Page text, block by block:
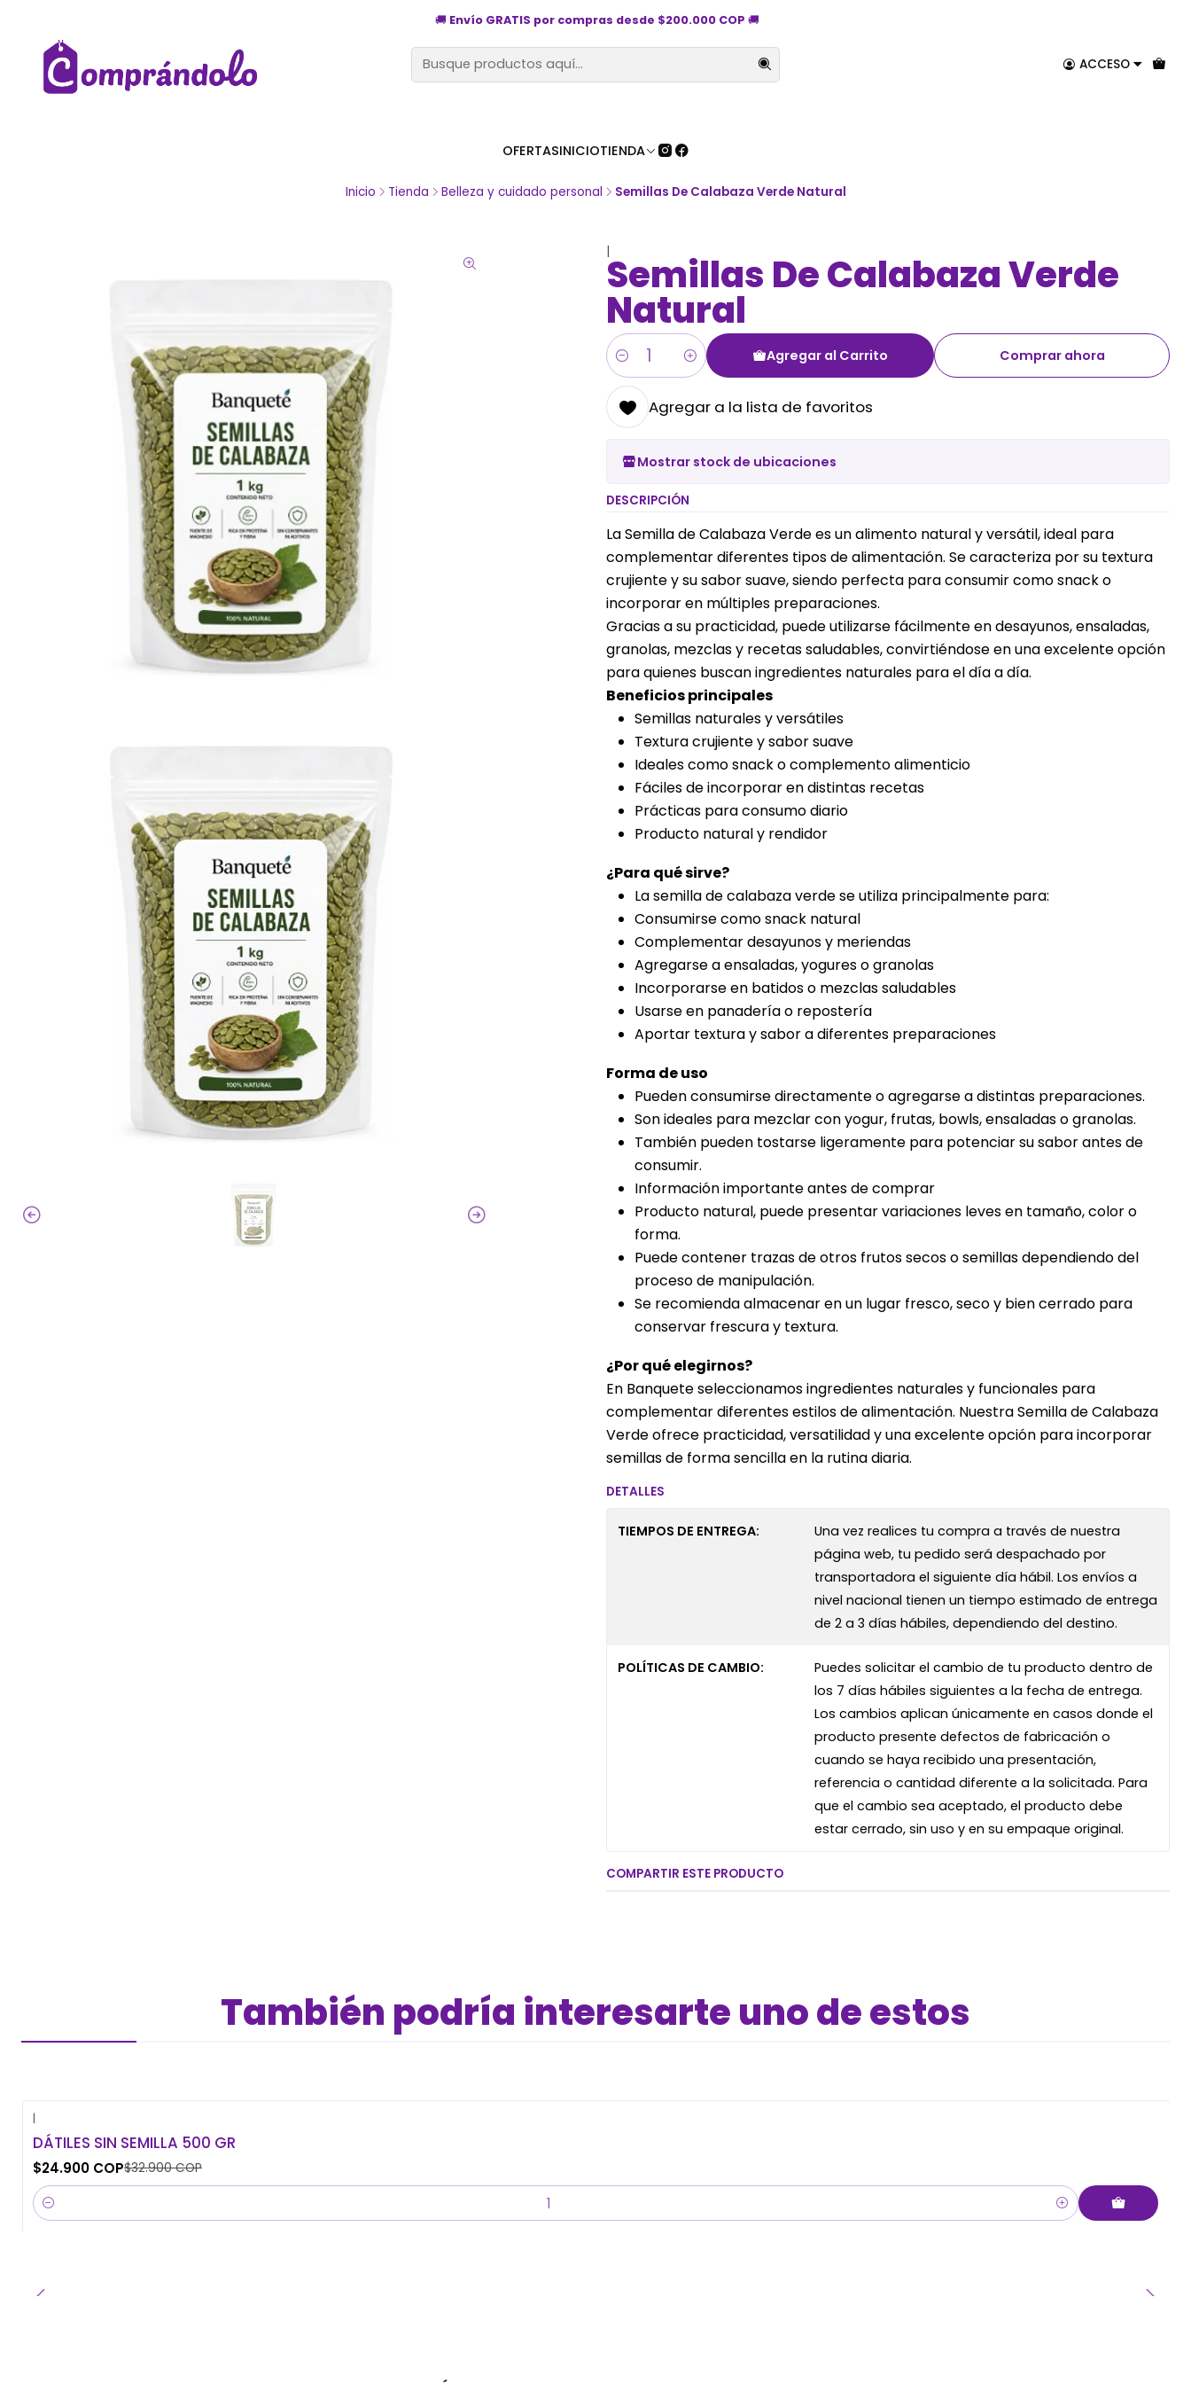
ACCESO
OFERTASINICIOTIENDA
🚚 Envío GRATIS por compras desde $200.000 COP 🚚
Inicio Tienda Belleza y cuidado personal Semillas De Calabaza Verde Natural
|Semillas De Calabaza Verde
Natural
Cantidad
Agregar al Carrito Comprar ahora
Agregar a la lista de favoritos
Mostrar stock de ubicaciones
DESCRIPCIÓN
La Semilla de Calabaza Verde es un alimento natural y versátil, ideal para
complementar diferentes tipos de alimentación. Se caracteriza por su textura
crujiente y su sabor suave, siendo perfecta para consumir como snack o
incorporar en múltiples preparaciones.
Gracias a su practicidad, puede utilizarse fácilmente en desayunos, ensaladas,
granolas, mezclas y recetas saludables, convirtiéndose en una excelente opción
para quienes buscan ingredientes naturales para el día a día.
Beneficios principales
Semillas naturales y versátiles
Textura crujiente y sabor suave
Ideales como snack o complemento alimenticio
Fáciles de incorporar en distintas recetas
Prácticas para consumo diario
Producto natural y rendidor
¿Para qué sirve?
La semilla de calabaza verde se utiliza principalmente para:
Consumirse como snack natural
Complementar desayunos y meriendas
Agregarse a ensaladas, yogures o granolas
Incorporarse en batidos o mezclas saludables
Usarse en panadería o repostería
Aportar textura y sabor a diferentes preparaciones
Forma de uso
Pueden consumirse directamente o agregarse a distintas preparaciones.
Son ideales para mezclar con yogur, frutas, bowls, ensaladas o granolas.
También pueden tostarse ligeramente para potenciar su sabor antes de
consumir.
Información importante antes de comprar
Producto natural, puede presentar variaciones leves en tamaño, color o
forma.
Puede contener trazas de otros frutos secos o semillas dependiendo del
proceso de manipulación.
Se recomienda almacenar en un lugar fresco, seco y bien cerrado para
conservar frescura y textura.
¿Por qué elegirnos?
En Banquete seleccionamos ingredientes naturales y funcionales para
complementar diferentes estilos de alimentación. Nuestra Semilla de Calabaza
Verde ofrece practicidad, versatilidad y una excelente opción para incorporar
semillas de forma sencilla en la rutina diaria.
DETALLES
TIEMPOS DE ENTREGA:
Una vez realices tu compra a través de nuestra
página web, tu pedido será despachado por
transportadora el siguiente día hábil. Los envíos a
nivel nacional tienen un tiempo estimado de entrega
de 2 a 3 días hábiles, dependiendo del destino.
POLÍTICAS DE CAMBIO:
Puedes solicitar el cambio de tu producto dentro de
los 7 días hábiles siguientes a la fecha de entrega.
Los cambios aplican únicamente en casos donde el
producto presente defectos de fabricación o
cuando se haya recibido una presentación,
referencia o cantidad diferente a la solicitada. Para
que el cambio sea aceptado, el producto debe
estar cerrado, sin uso y en su empaque original.
COMPARTIR ESTE PRODUCTO
También podría interesarte uno de estos
|
DÁTILES SIN SEMILLA 500 GR
$24.900 COP$32.900 COP
Cantidad